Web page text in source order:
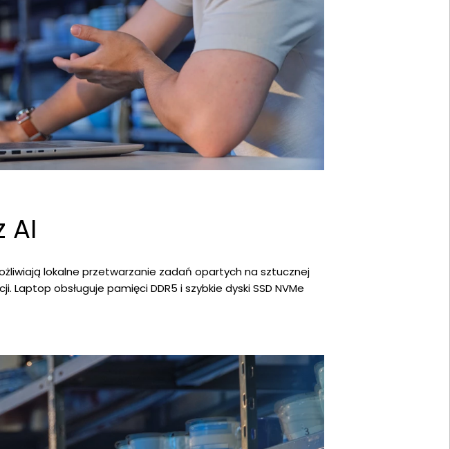
AI
lokalne przetwarzanie zadań opartych na sztucznej
obsługuje pamięci DDR5 i szybkie dyski SSD NVMe